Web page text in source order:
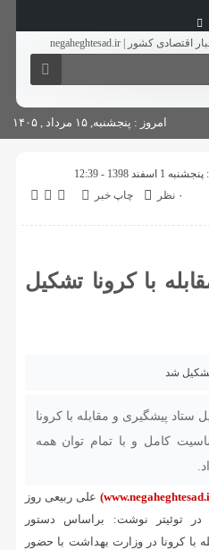
های دولتی چاپ شناسنامه سایت
امروز : پنجشنبه, ۱۵ مرداد , ۱۴۰۵
1398 - 12:39
چاپ خبر
۰ نظر
با کرونا تشکیل
پیشگیری و مقابله با کرونا
کامل و با تمام توان همه
علی ربیعی روز
توئیتر نوشت: براساس دستور
با کرونا در وزارت بهداشت با حضور